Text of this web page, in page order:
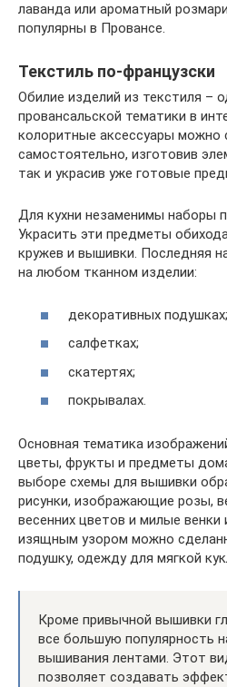
лаванда или ароматный
популярны в Провансе.
Текстиль по-французски
Обилие изделий из текстиля –
провансальской тематики в
колоритные аксессуары можно
самостоятельно, изготовив
так и украсив уже готовые
Для кухни незаменимы наборы
Украсить эти предметы
кружев и вышивки. Последняя
на любом тканном изделии:
декоративных подушках;
салфетках;
скатертях;
покрывалах.
Основная тематика
цветы, фрукты и предметы
выборе схемы для вышивки
рисунки, изображающие розы,
весенних цветов и милые венки
изящным узором можно
подушку, одежду для мягкой
Кроме привычной вышивки
все большую популярность
вышивания лентами. Этот
позволяет создавать